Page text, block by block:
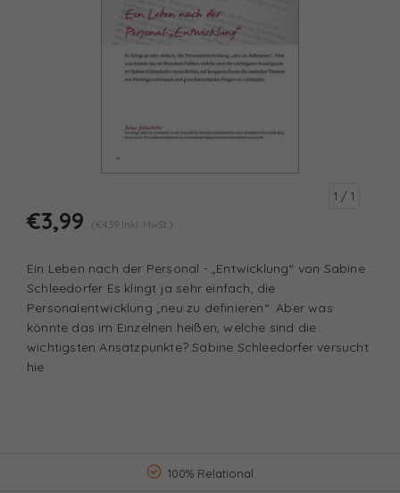
1 / 1
€3,99 (€4,39 Inkl. MwSt.)
Ein Leben nach der Personal - „Entwicklung“ von Sabine
Schleedorfer Es klingt ja sehr einfach, die
Personalentwicklung „neu zu definieren“. Aber was
könnte das im Einzelnen heißen, welche sind die
wichtigsten Ansatzpunkte? Sabine Schleedorfer versucht
hie
100% Relational